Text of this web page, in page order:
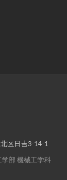
区日吉3-14-1
部 機械工学科